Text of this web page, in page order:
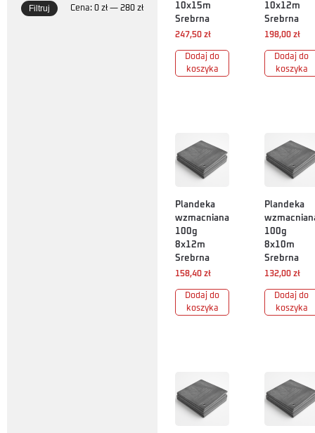
Filtruj Cena: 0 zł — 280 zł
10x15m
Srebrna
247,50 zł
Dodaj do
koszyka
10x12m
Srebrna
198,00 zł
Dodaj do
koszyka
Plandeka
wzmacniana
100g
8x12m
Srebrna
158,40 zł
Dodaj do
koszyka
Plandeka
100g
8x10m
Srebrna
132,00 zł
Dodaj do
koszyka